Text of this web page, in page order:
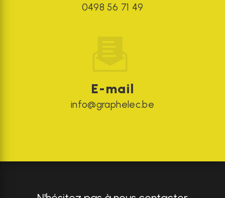
0498 56 71 49
E-mail
info@graphelec.be